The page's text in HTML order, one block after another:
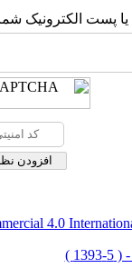
یا پست الکترونیک
4.0